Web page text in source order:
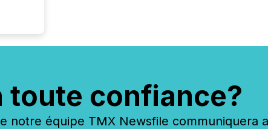
toute confiance?
notre équipe TMX Newsfile communiquera